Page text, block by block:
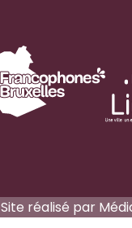
Site réalisé par